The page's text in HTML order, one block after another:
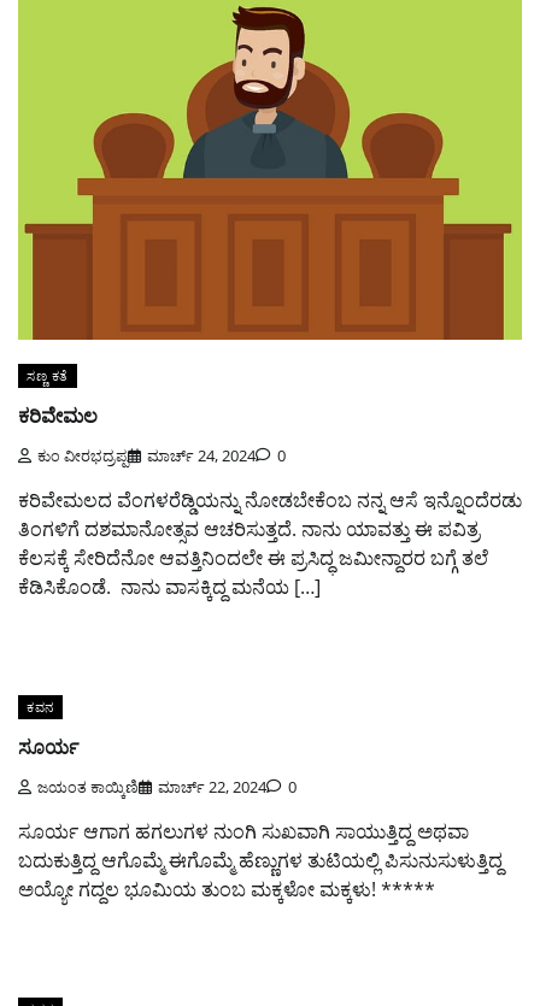
ಸಣ್ಣ ಕತೆ
ಕರಿವೇಮಲ
ಕುಂ ವೀರಭದ್ರಪ್ಪ ಮಾರ್ಚ್ 24, 2024 0
ಕರಿವೇಮಲದ ವೆಂಗಳರೆಡ್ಡಿಯನ್ನು ನೋಡಬೇಕೆಂಬ ನನ್ನ ಆಸೆ ಇನ್ನೊಂದೆರಡು
ತಿಂಗಳಿಗೆ ದಶಮಾನೋತ್ಸವ ಆಚರಿಸುತ್ತದೆ. ನಾನು ಯಾವತ್ತು ಈ ಪವಿತ್ರ
ಕೆಲಸಕ್ಕೆ ಸೇರಿದೆನೋ ಆವತ್ತಿನಿಂದಲೇ ಈ ಪ್ರಸಿದ್ಧ ಜಮೀನ್ದಾರರ ಬಗ್ಗೆ ತಲೆ
ಕೆಡಿಸಿಕೊಂಡೆ. ನಾನು ವಾಸಕ್ಕಿದ್ದ ಮನೆಯ […]
ಕವನ
ಸೂರ್ಯ
ಜಯಂತ ಕಾಯ್ಕಿಣಿ ಮಾರ್ಚ್ 22, 2024 0
ಸೂರ್ಯ ಆಗಾಗ ಹಗಲುಗಳ ನುಂಗಿ ಸುಖವಾಗಿ ಸಾಯುತ್ತಿದ್ದ ಅಥವಾ
ಬದುಕುತ್ತಿದ್ದ ಆಗೊಮ್ಮೆ ಈಗೊಮ್ಮೆ ಹೆಣ್ಣುಗಳ ತುಟಿಯಲ್ಲಿ ಪಿಸುನುಸುಳುತ್ತಿದ್ದ
ಅಯ್ಯೋ ಗದ್ದಲ ಭೂಮಿಯ ತುಂಬ ಮಕ್ಕಳೋ ಮಕ್ಕಳು! *****